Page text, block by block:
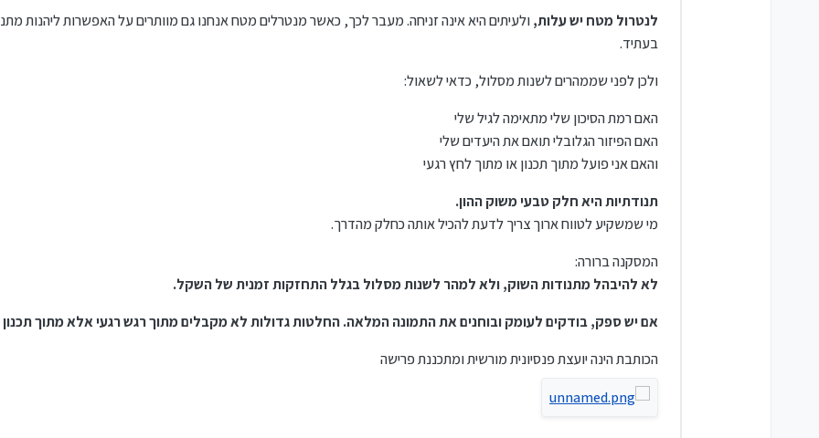
לנטרול מטח יש עלות,ולעיתים היא אינה זניחה. מעבר לכך, כאשר מנטרלים מטח אנחנו גם מוותרים על האפשרות ליהנות
בעתיד.
ולכן לפני שממהרים לשנות מסלול, כדאי לשאול:
האם רמת הסיכון שלי מתאימה לגיל שלי
האם הפיזור הגלובלי תואם את היעדים שלי
והאם אני פועל מתוך תכנון או מתוך לחץ רגעי
תנודתיות היא חלק טבעי משוק ההון.
מי שמשקיע לטווח ארוך צריך לדעת להכיל אותה כחלק מהדרך.
המסקנה ברורה:
לא להיבהל מתנודות השוק, ולא למהר לשנות מסלול בגלל התחזקות זמנית של השקל.
אם יש ספק, בודקים לעומק ובוחנים את התמונה המלאה. החלטות גדולות לא מקבלים מתוך רגש רגעי אלא מתוך
הכותבת הינה יועצת פנסיונית מורשית ומתכננת פרישה